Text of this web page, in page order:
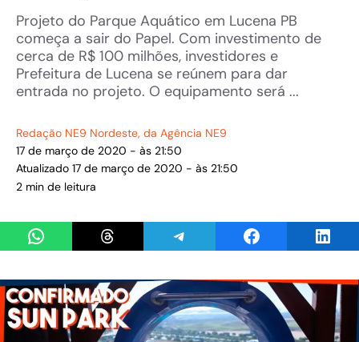
Projeto do Parque Aquático em Lucena PB
começa a sair do Papel. Com investimento de
cerca de R$ 100 milhões, investidores e
Prefeitura de Lucena se reúnem para dar
entrada no projeto. O equipamento será ...
Redação NE9 Nordeste, da Agência NE9
17 de março de 2020 - às 21:50
Atualizado 17 de março de 2020 - às 21:50
2 min de leitura
Share on WhatsAppShare on ThreadsShare on TelegramShare on Facebook